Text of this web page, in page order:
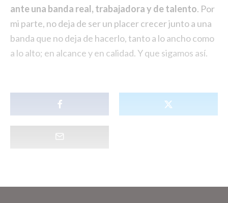
ante una banda real, trabajadora y de talento. Por
mi parte, no deja de ser un placer crecer junto a una
banda que no deja de hacerlo, tanto a lo ancho como
a lo alto; en alcance y en calidad. Y que sigamos así.